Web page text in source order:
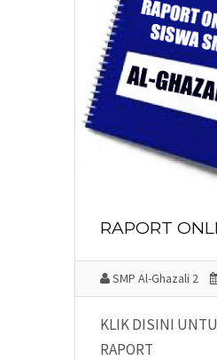
RAPORT
SMP Al-Ghazali 2
KLIK DISINI
RAPORT